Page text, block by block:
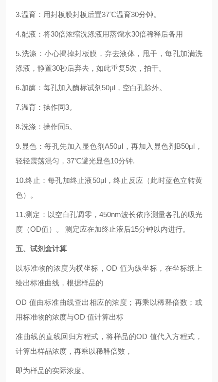
3.温育：用封板膜封板后置37℃温育30分钟。
4.配液：将30倍浓缩洗涤液用蒸馏水30倍稀释后备用
5.洗涤：小心揭掉封板膜，弃去液体，甩干，每孔加满洗
涤液，静置30秒后弃去，如此重复5次，拍干。
6.加酶：每孔加入酶标试剂50μl，空白孔除外。
7.温育：操作同3。
8.洗涤：操作同5。
9.显色：每孔先加入显色剂A50μl，再加入显色剂B50μl，
轻轻震荡混匀，37℃避光显色10分钟.
10.终止：每孔加终止液50μl，终止反应（此时蓝色立转黄
色）。
11.测定：以空白孔调零，450nm波长依序测量各孔的吸光
度（OD值）。 测定应在加终止液后15分钟以内进行。
五、试剂盒计算
以标准物的浓度为横坐标，OD 值为纵坐标，在坐标纸上
绘出标准曲线，根据样品的
OD 值由标准曲线查出相应的浓度；再乘以稀释倍数；或
用标准物的浓度与OD 值计算出标
准曲线的直线回归方程式，将样品的OD 值代入方程式，
计算出样品浓度，再乘以稀释倍数，
即为样品的实际浓度。